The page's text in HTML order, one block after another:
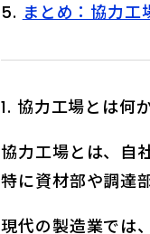
まとめ：協力工
協力工場とは何
協力工場とは、自
特に資材部や調達
現代の製造業では